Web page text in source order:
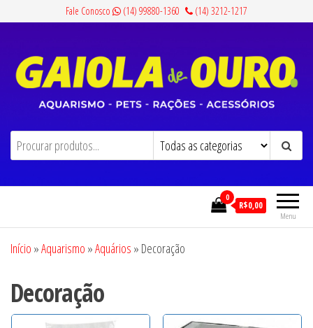
conteúdo
Fale Conosco (14) 99880-1360 (14) 3212-1217
Gaiola de Ouro Aquarismo, Pets, Rações e Acessórios
Menu
0
R$0,00
Início »Aquarismo »Aquários » Decoração
Decoração